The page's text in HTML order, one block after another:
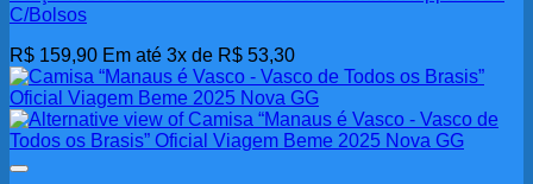
C/Bolsos
R$ 159,90 Em até 3x de R$ 53,30